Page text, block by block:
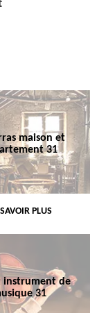
maison et
31
PLUS
instrument de
31